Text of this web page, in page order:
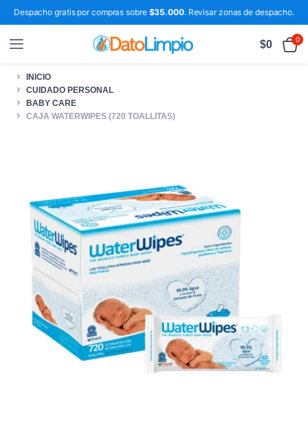
Despacho gratis por compras sobre $35.000. Revisar zonas de despacho.
$0 0
INICIO
CUIDADO PERSONAL
BABY CARE
CAJA WATERWIPES (720 TOALLITAS)